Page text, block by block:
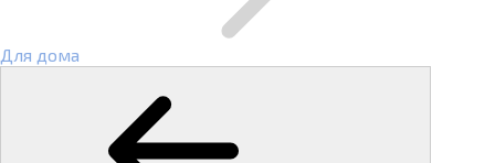
Для дома